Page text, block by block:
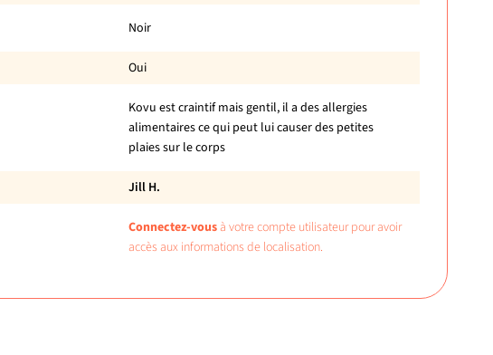
Noir
Oui
Kovu est craintif mais gentil, il a des allergies
alimentaires ce qui peut lui causer des petites
plaies sur le corps
Jill H.
Connectez-vousà votre compte utilisateur pour avoir
accès aux informations de localisation.